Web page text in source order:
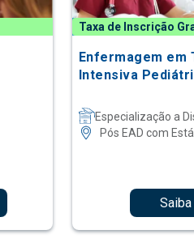
Taxa de Inscrição
Enfermagem em
Intensiva
Especialização a
Pós EAD com